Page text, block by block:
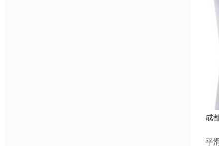
成
平